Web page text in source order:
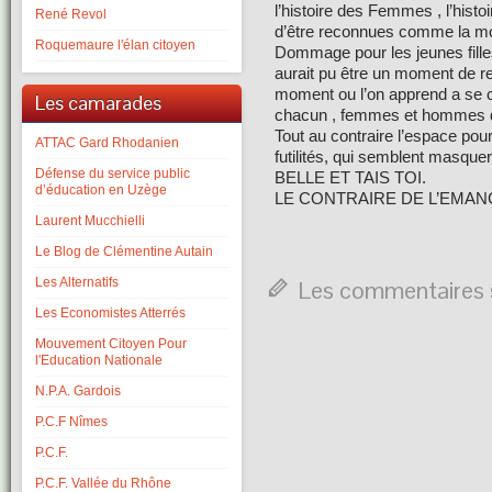
René Revol
Roquemaure l'élan citoyen
Les camarades
ATTAC Gard Rhodanien
Défense du service public
d’éducation en Uzège
Laurent Mucchielli
Le Blog de Clémentine Autain
Les Alternatifs
Les Economistes Atterrés
Mouvement Citoyen Pour
l'Education Nationale
N.P.A. Gardois
P.C.F Nîmes
P.C.F.
P.C.F. Vallée du Rhône
l’histoire des Femmes ,
d’être reconnues comme la
Dommage pour les jeunes
aurait pu être un moment de
moment ou l’on apprend a
chacun , femmes et hommes
Tout au contraire l’espace
futilités, qui semblent
BELLE ET TAIS TOI.
LE CONTRAIRE DE
Les